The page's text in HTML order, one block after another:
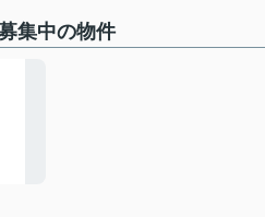
集中の物件